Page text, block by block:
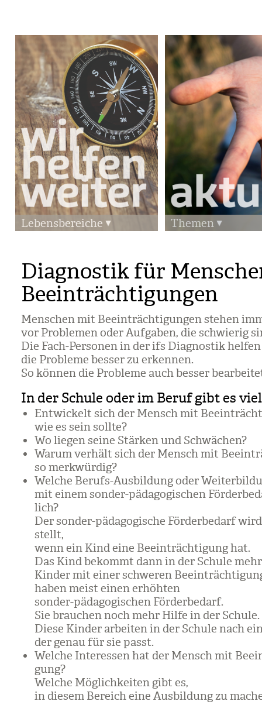
Lebensbereiche Themen
Diagnostik für
Beeinträchtigungen
Men­schen mit Beein­träch­ti­gun­gen ste­hen
vor Pro­ble­men oder Auf­ga­ben, die schwie­rig
Die Fach-Per­so­nen in der ifs Dia­gnos­tik
die Pro­bleme bes­ser zu erken­nen.
So kön­nen die Pro­bleme auch bes­ser
In der Schule oder im Beruf gibt es
Ent­wi­ckelt sich der Mensch mit
wie es sein sollte?
Wo lie­gen seine Stär­ken und Schwä­chen?
Warum ver­hält sich der Mensch mit
so merk­wür­dig?
Wel­che Berufs-Aus­bil­dung oder
mit einem son­der-päd­ago­gi­schen
lich?
Der son­der-päd­ago­gi­sche För­der­be­darf
stellt,
wenn ein Kind eine Beein­träch­ti­gung hat.
Das Kind bekommt dann in der Schule
Kin­der mit einer schwe­ren
haben meist einen erhöh­ten
son­der-päd­ago­gi­schen För­der­be­darf.
Sie brau­chen noch mehr Hilfe in der Schule.
Diese Kin­der arbei­ten in der Schule nach
der genau für sie passt.
Wel­che Inter­es­sen hat der Mensch mit
gung?
Wel­che Mög­lich­kei­ten gibt es,
in die­sem Bereich eine Aus­bil­dung zu